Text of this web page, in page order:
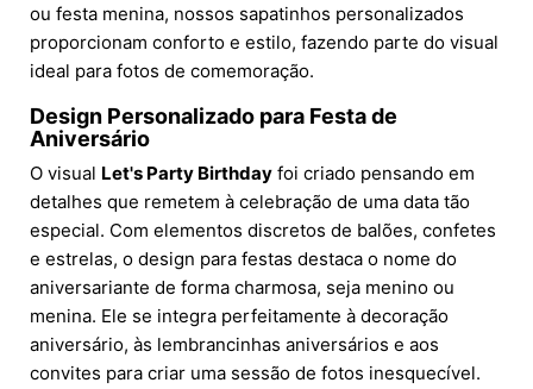
ou festa menina, nossos sapatinhos personalizados
proporcionam conforto e estilo, fazendo parte do visual
ideal para fotos de comemoração.
Design Personalizado para Festa de
Aniversário
O visual Let's Party Birthday foi criado pensando em
detalhes que remetem à celebração de uma data tão
especial. Com elementos discretos de balões, confetes
e estrelas, o design para festas destaca o nome do
aniversariante de forma charmosa, seja menino ou
menina. Ele se integra perfeitamente à decoração
aniversário, às lembrancinhas aniversários e aos
convites para criar uma sessão de fotos inesquecível.